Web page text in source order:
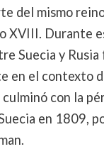
del mismo
XVIII. Durante
Suecia y
en el contexto
con la
en 1809,